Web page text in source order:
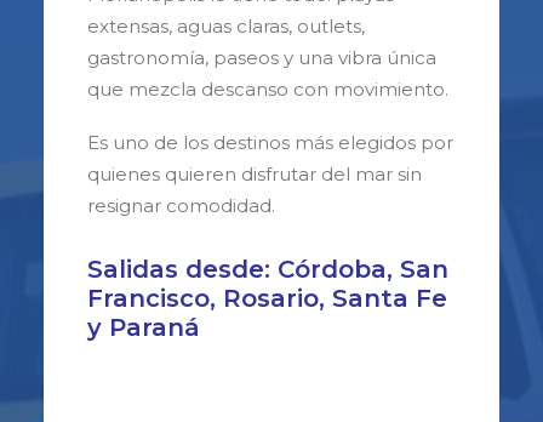
extensas, aguas claras, outlets,
gastronomía, paseos y una vibra única
que mezcla descanso con movimiento.
Es uno de los destinos más elegidos por
quienes quieren disfrutar del mar sin
resignar comodidad.
Salidas desde: Córdoba, San
Francisco, Rosario, Santa Fe
y Paraná